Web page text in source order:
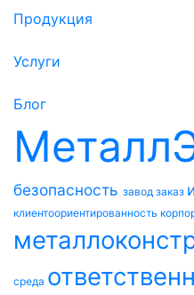
Продукция
Услуги
Блог
безопасность завод заказ
клиентоориентированность
среда